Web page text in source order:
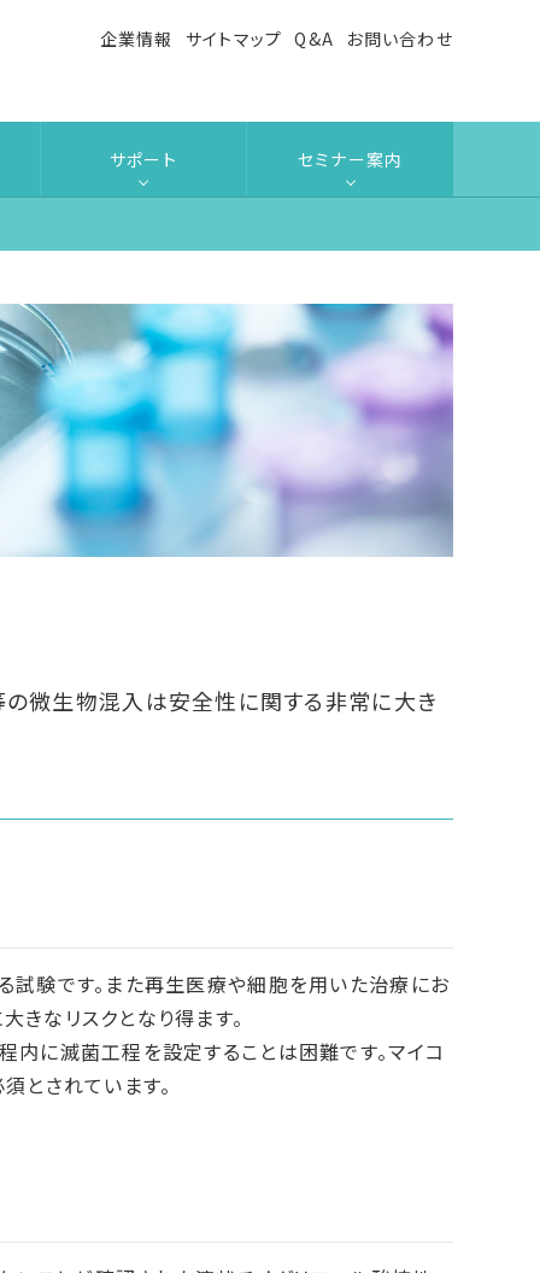
企業情報 サイトマップ Q&A お問い合わせ
サポート セミナー案内
微生物混入は安全性に関する非常に大き
験です。また再生医療や細胞を用いた治療にお
なリスクとなり得ます。
に滅菌工程を設定することは困難です。マイコ
とされています。